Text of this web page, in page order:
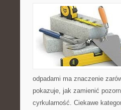
odpadami ma znaczenie
pokazuje, jak zamienić
cyrkularność. Ciekawe